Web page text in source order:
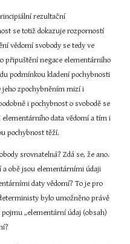
rezultační
se totiž dokazuje rozporností
vědomí svobody se tedy ve
připuštění negace elementárního
podmínkou kladení pochybnosti
jeho zpochybněním mizí i
i pochybnost o svobodě se
data vědomí a tím i
pochybnost těží.
srovnatelná? Zdá se, že ano.
a obě jsou elementárními údaji
daty vědomí? To je pro
bylo umožněno právě
„elementární údaj (obsah)